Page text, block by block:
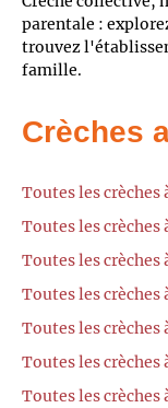
parentale :
trouvez
famille.
Crèches
Toutes les
Toutes les crèches
Toutes les crèches
Toutes les crèches
Toutes les
Toutes les crèches
Toutes les crèches